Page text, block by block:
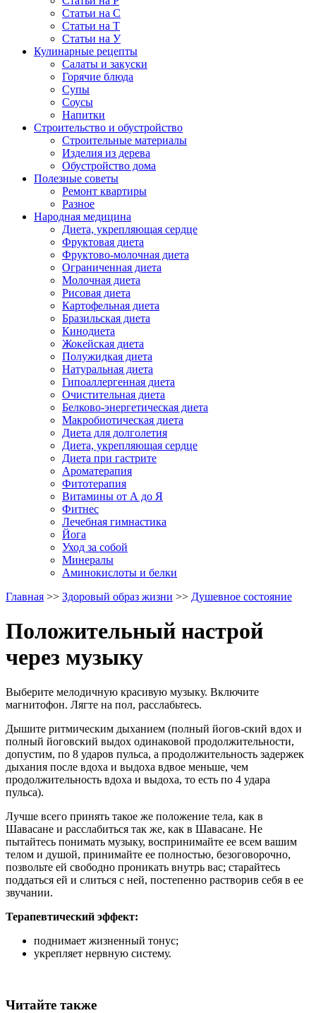
Статьи на С
Статьи на Т
Статьи на У
Кулинарные рецепты
Салаты и закуски
Горячие блюда
Супы
Соусы
Напитки
Строительство и обустройство
Строительные материалы
Изделия из дерева
Обустройство дома
Полезные советы
Ремонт квартиры
Разное
Народная медицина
Диета, укрепляющая сердце
Фруктовая диета
Фруктово-молочная диета
Ограниченная диета
Молочная диета
Рисовая диета
Картофельная диета
Бразильская диета
Кинодиета
Жокейская диета
Полужидкая диета
Натуральная диета
Гипоаллергенная диета
Очистительная диета
Белково-энергетическая диета
Макробиотическая диета
Диета для долголетия
Диета, укрепляющая сердце
Диета при гастрите
Ароматерапия
Фитотерапия
Витамины от А до Я
Фитнес
Лечебная гимнастика
Йога
Уход за собой
Минералы
Аминокислоты и белки
Главная >> Здоровый образ жизни >> Душевное состояние
Положительный настрой
через музыку
Выберите мелодичную красивую музыку. Включите
магнитофон. Лягте на пол, расслабьтесь.
Дышите ритмическим дыханием (полный йогов-ский вдох и
полный йоговский выдох одинаковой продолжительности,
допустим, по 8 ударов пульса, а продолжительность задержек
дыхания после вдоха и выдоха вдвое меньше, чем
продолжительность вдоха и выдоха, то есть по 4 удара
пульса).
Лучше всего принять такое же положение тела, как в
Шавасане и расслабиться так же, как в Шавасане. Не
пытайтесь понимать музыку, воспринимайте ее всем вашим
телом и душой, принимайте ее полностью, безоговорочно,
позвольте ей свободно проникать внутрь вас; старайтесь
поддаться ей и слиться с ней, постепенно растворив себя в ее
звучании.
Терапевтический эффект:
поднимает жизненный тонус;
укрепляет нервную систему.
Читайте также